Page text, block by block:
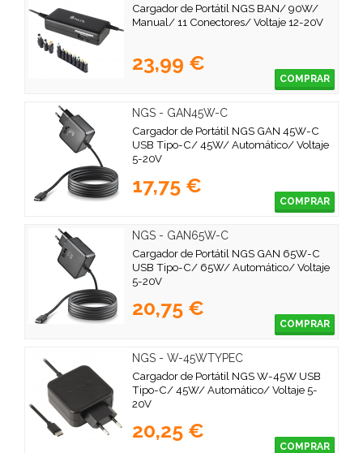
Cargador de Portátil NGS BAN/ 90W/
Manual/ 11 Conectores/ Voltaje 12-20V
23,99 €
COMPRAR
NGS - GAN45W-C
Cargador de Portátil NGS GAN 45W-C
USB Tipo-C/ 45W/ Automático/ Voltaje
5-20V
17,75 €
COMPRAR
NGS - GAN65W-C
Cargador de Portátil NGS GAN 65W-C
USB Tipo-C/ 65W/ Automático/ Voltaje
5-20V
20,75 €
COMPRAR
NGS - W-45WTYPEC
Cargador de Portátil NGS W-45W USB
Tipo-C/ 45W/ Automático/ Voltaje 5-
20V
20,25 €
COMPRAR